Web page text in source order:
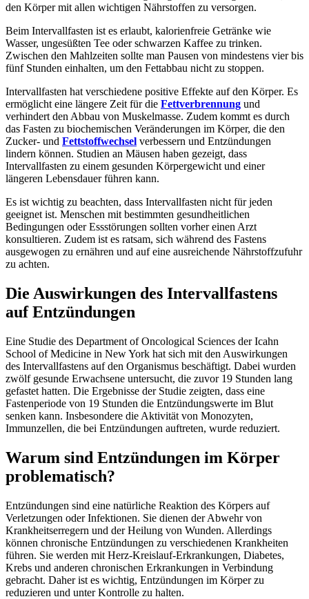
den Körper mit allen wichtigen Nährstoffen zu versorgen.
Beim Intervallfasten ist es erlaubt, kalorienfreie Getränke wie
Wasser, ungesüßten Tee oder schwarzen Kaffee zu trinken.
Zwischen den Mahlzeiten sollte man Pausen von mindestens vier bis
fünf Stunden einhalten, um den Fettabbau nicht zu stoppen.
Intervallfasten hat verschiedene positive Effekte auf den Körper. Es
ermöglicht eine längere Zeit für die Fettverbrennung und
verhindert den Abbau von Muskelmasse. Zudem kommt es durch
das Fasten zu biochemischen Veränderungen im Körper, die den
Zucker- und Fettstoffwechsel verbessern und Entzündungen
lindern können. Studien an Mäusen haben gezeigt, dass
Intervallfasten zu einem gesunden Körpergewicht und einer
längeren Lebensdauer führen kann.
Es ist wichtig zu beachten, dass Intervallfasten nicht für jeden
geeignet ist. Menschen mit bestimmten gesundheitlichen
Bedingungen oder Essstörungen sollten vorher einen Arzt
konsultieren. Zudem ist es ratsam, sich während des Fastens
ausgewogen zu ernähren und auf eine ausreichende Nährstoffzufuhr
zu achten.
Die Auswirkungen des Intervallfastens
auf Entzündungen
Eine Studie des Department of Oncological Sciences der Icahn
School of Medicine in New York hat sich mit den Auswirkungen
des Intervallfastens auf den Organismus beschäftigt. Dabei wurden
zwölf gesunde Erwachsene untersucht, die zuvor 19 Stunden lang
gefastet hatten. Die Ergebnisse der Studie zeigten, dass eine
Fastenperiode von 19 Stunden die Entzündungswerte im Blut
senken kann. Insbesondere die Aktivität von Monozyten,
Immunzellen, die bei Entzündungen auftreten, wurde reduziert.
Warum sind Entzündungen im Körper
problematisch?
Entzündungen sind eine natürliche Reaktion des Körpers auf
Verletzungen oder Infektionen. Sie dienen der Abwehr von
Krankheitserregern und der Heilung von Wunden. Allerdings
können chronische Entzündungen zu verschiedenen Krankheiten
führen. Sie werden mit Herz-Kreislauf-Erkrankungen, Diabetes,
Krebs und anderen chronischen Erkrankungen in Verbindung
gebracht. Daher ist es wichtig, Entzündungen im Körper zu
reduzieren und unter Kontrolle zu halten.